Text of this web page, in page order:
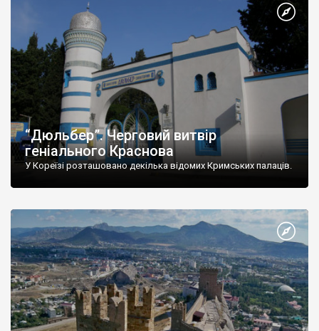
“Дюльбер”. Черговий витвір
геніального Краснова
У Кореїзі розташовано декілька відомих Кримських палаців.